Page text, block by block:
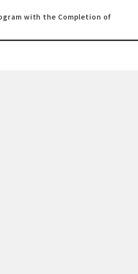
with the Completion of